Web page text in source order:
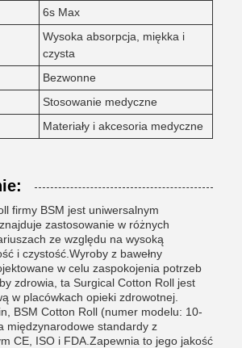
6s Max
Wysoka absorpcja, miękka i
czysta
Bezwonne
Stosowanie medyczne
Materiały i akcesoria medyczne
firmy BSM jest uniwersalnym
zastosowanie w różnych
ze względu na wysoką
i czystość.Wyroby z bawełny
w celu zaspokojenia potrzeb
zdrowia, ta Surgical Cotton Roll jest
w placówkach opieki zdrowotnej.
BSM Cotton Roll (numer modelu: 10-
międzynarodowe standardy z
CE, ISO i FDA.Zapewnia to jego jakość